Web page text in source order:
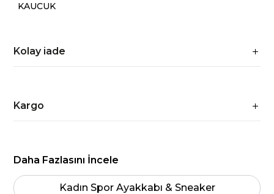
KAUCUK
Kolay iade
Kargo
Daha Fazlasını İncele
Kadın Spor Ayakkabı & Sneaker